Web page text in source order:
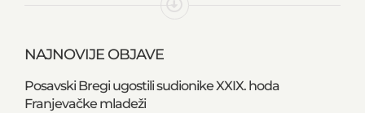
NAJNOVIJE OBJAVE
Posavski Bregi ugostili sudionike XXIX. hoda
Franjevačke mladeži